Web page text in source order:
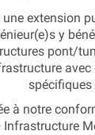
extension
y
pont/
spécifiques
à notre